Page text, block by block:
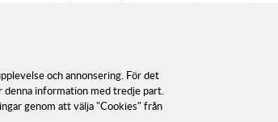
och annonsering. För det
denna information med tredje part.
genom att välja "Cookies" från
27 000kr
Rek.pris44 000kr. Du sparar